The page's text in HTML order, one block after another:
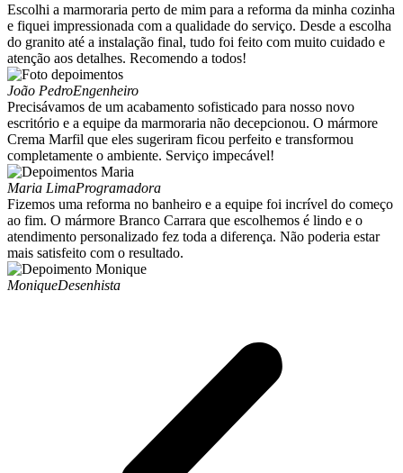
Escolhi a marmoraria perto de mim para a reforma da minha cozinha
e fiquei impressionada com a qualidade do serviço. Desde a escolha
do granito até a instalação final, tudo foi feito com muito cuidado e
atenção aos detalhes. Recomendo a todos!
João PedroEngenheiro
Precisávamos de um acabamento sofisticado para nosso novo
escritório e a equipe da marmoraria não decepcionou. O mármore
Crema Marfil que eles sugeriram ficou perfeito e transformou
completamente o ambiente. Serviço impecável!
Maria LimaProgramadora
Fizemos uma reforma no banheiro e a equipe foi incrível do começo
ao fim. O mármore Branco Carrara que escolhemos é lindo e o
atendimento personalizado fez toda a diferença. Não poderia estar
mais satisfeito com o resultado.
MoniqueDesenhista